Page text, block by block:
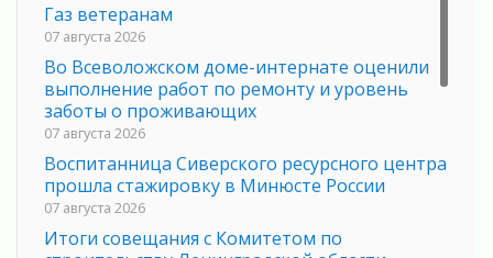
Газ ветеранам
07 августа 2026
Во Всеволожском доме-интернате оценили
выполнение работ по ремонту и уровень
заботы о проживающих
07 августа 2026
Воспитанница Сиверского ресурсного центра
прошла стажировку в Минюсте России
07 августа 2026
Итоги совещания с Комитетом по